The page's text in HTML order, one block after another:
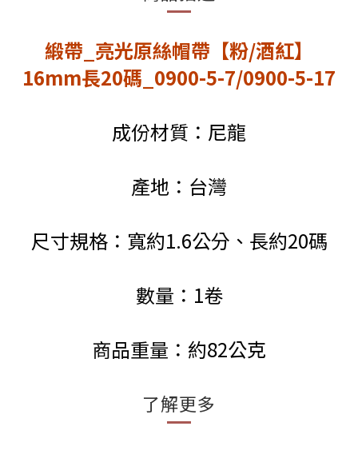
緞帶_亮光原絲帽帶【粉/酒紅】
16mm長20碼_0900-5-7/0900-5-17
成份材質：尼龍
產地：台灣
尺寸規格：寬約1.6公分、長約20碼
數量：1卷
商品重量：約82公克
了解更多